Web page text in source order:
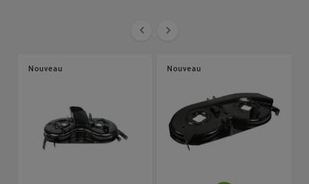
 
Nouveau Nouveau